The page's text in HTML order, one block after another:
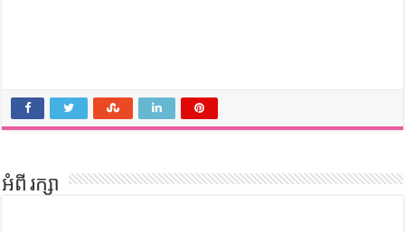
អំពី រក្សា